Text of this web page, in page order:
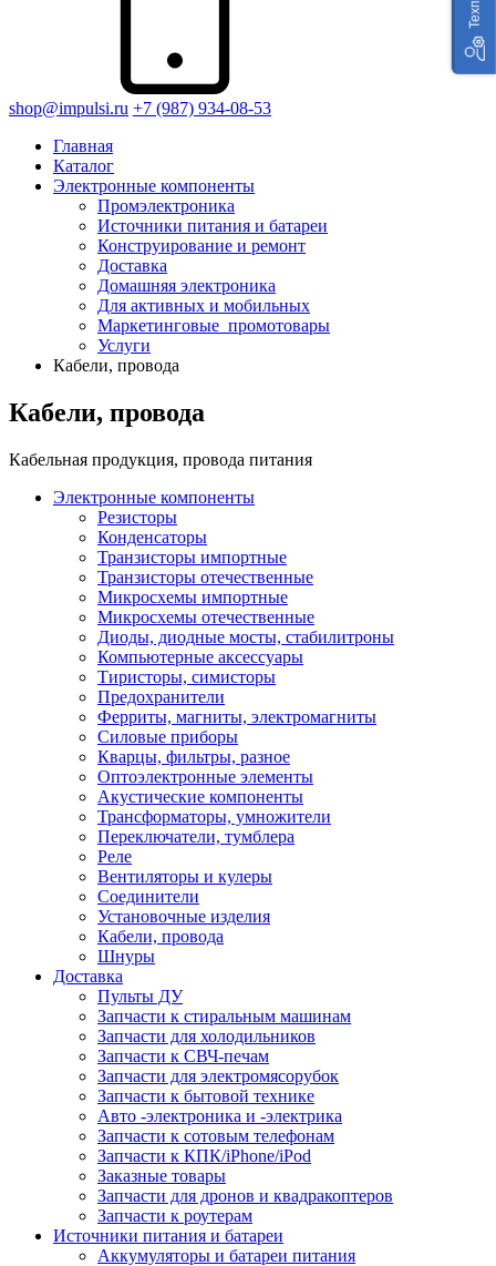
shop@impulsi.ru +7 (987) 934-08-53
Главная
Каталог
Электронные компоненты
Промэлектроника
Источники питания и батареи
Конструирование и ремонт
Доставка
Домашняя электроника
Для активных и мобильных
Маркетинговые_промотовары
Услуги
Кабели, провода
Кабели, провода
Кабельная продукция, провода питания
Электронные компоненты
Резисторы
Конденсаторы
Транзисторы импортные
Транзисторы отечественные
Микросхемы импортные
Микросхемы отечественные
Диоды, диодные мосты, стабилитроны
Компьютерные аксессуары
Тиристоры, симисторы
Предохранители
Ферриты, магниты, электромагниты
Силовые приборы
Кварцы, фильтры, разное
Оптоэлектронные элементы
Акустические компоненты
Трансформаторы, умножители
Переключатели, тумблера
Реле
Вентиляторы и кулеры
Соединители
Установочные изделия
Кабели, провода
Шнуры
Доставка
Пульты ДУ
Запчасти к стиральным машинам
Запчасти для холодильников
Запчасти к СВЧ-печам
Запчасти для электромясорубок
Запчасти к бытовой технике
Авто -электроника и -электрика
Запчасти к сотовым телефонам
Запчасти к КПК/iPhone/iPod
Заказные товары
Запчасти для дронов и квадракоптеров
Запчасти к роутерам
Источники питания и батареи
Аккумуляторы и батареи питания